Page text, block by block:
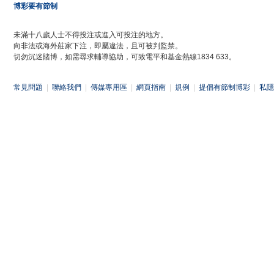
博彩要有節制
未滿十八歲人士不得投注或進入可投注的地方。
向非法或海外莊家下注，即屬違法，且可被判監禁。
切勿沉迷賭博，如需尋求輔導協助，可致電平和基金熱線1834 633。
常見問題 聯絡我們 傳媒專用區 網頁指南 規例 提倡有節制博彩 私